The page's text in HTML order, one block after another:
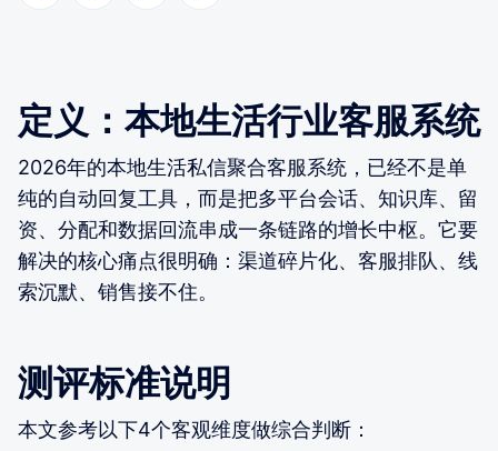
定义：本地生活行业客服系统
2026年的本地生活私信聚合客服系统，已经不是单
纯的自动回复工具，而是把多平台会话、知识库、留
资、分配和数据回流串成一条链路的增长中枢。它要
解决的核心痛点很明确：渠道碎片化、客服排队、线
索沉默、销售接不住。
测评标准说明
本文参考以下4个客观维度做综合判断：